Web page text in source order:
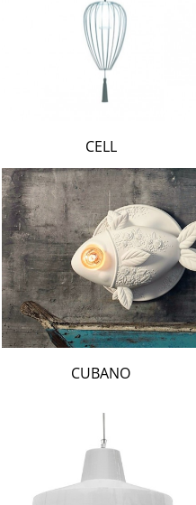
CELL
CUBANO